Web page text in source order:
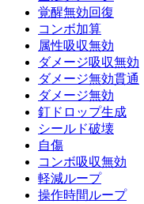
覚醒無効回復
コンボ加算
属性吸収無効
ダメージ吸収無効
ダメージ無効貫通
ダメージ無効
釘ドロップ生成
シールド破壊
自傷
コンボ吸収無効
軽減ループ
操作時間ループ